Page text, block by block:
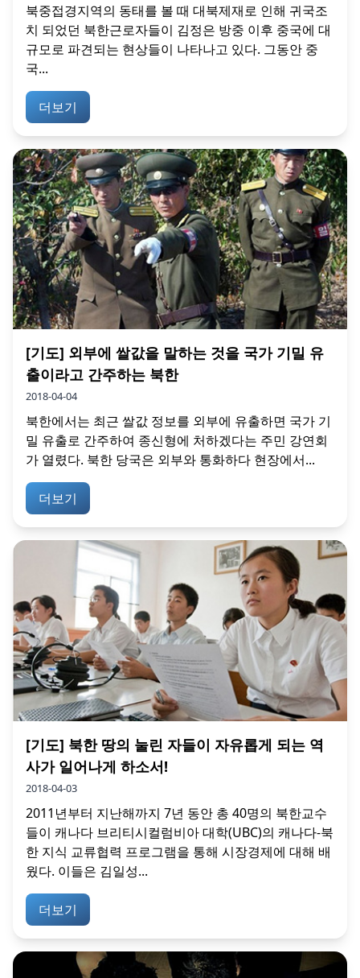
북중접경지역의 동태를 볼 때 대북제재로 인해 귀국조
치 되었던 북한근로자들이 김정은 방중 이후 중국에 대
규모로 파견되는 현상들이 나타나고 있다. 그동안 중
국...
더보기
[기도] 외부에 쌀값을 말하는 것을 국가 기밀 유
출이라고 간주하는 북한
2018-04-04
북한에서는 최근 쌀값 정보를 외부에 유출하면 국가 기
밀 유출로 간주하여 종신형에 처하겠다는 주민 강연회
가 열렸다. 북한 당국은 외부와 통화하다 현장에서...
더보기
[기도] 북한 땅의 눌린 자들이 자유롭게 되는 역
사가 일어나게 하소서!
2018-04-03
2011년부터 지난해까지 7년 동안 총 40명의 북한교수
들이 캐나다 브리티시컬럼비아 대학(UBC)의 캐나다-북
한 지식 교류협력 프로그램을 통해 시장경제에 대해 배
웠다. 이들은 김일성...
더보기